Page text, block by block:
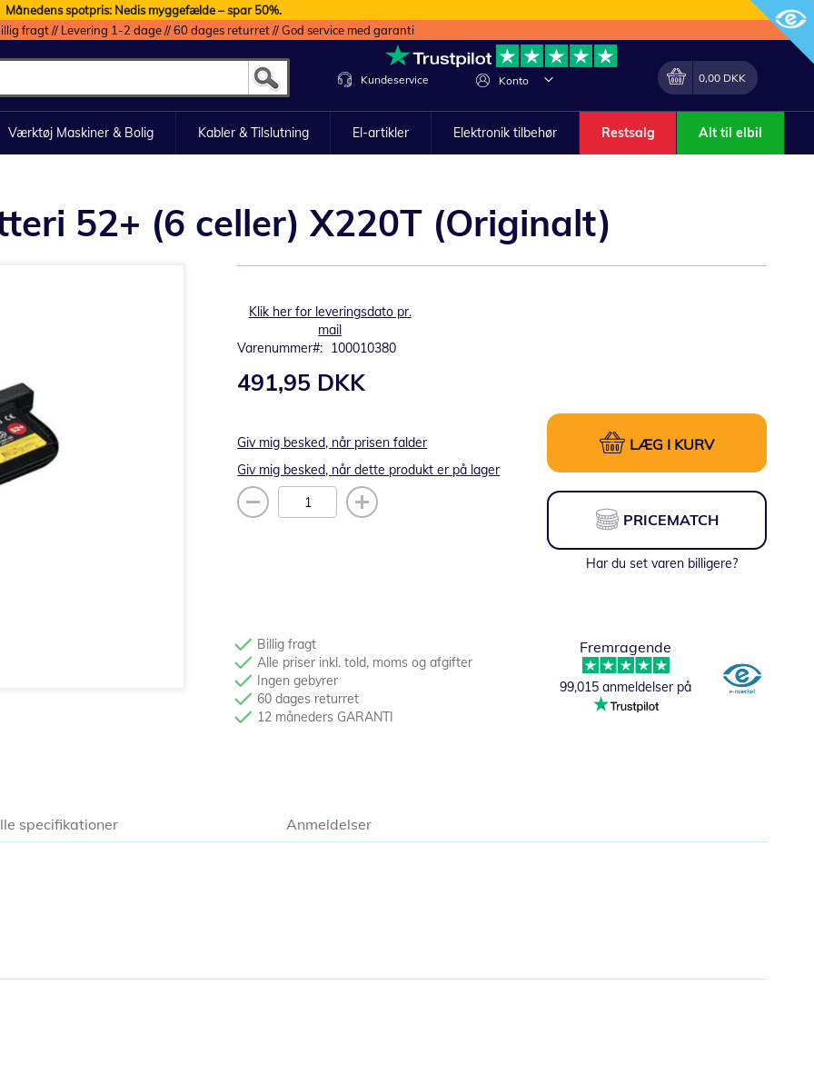
Månedens spotpris: Nedis myggefælde – spar 50%.
fragt // Levering 1-2 dage // 60 dages returret // God service med garanti
Konto
Lave
Min indkøbskurv
0,00 DKK
Kundeservice
Værktøj Maskiner & Bolig Kabler & Tilslutning El-artikler Elektronik tilbehør Restsalg Alt til elbil
52+ (6 celler) X220T (Originalt)
Klik her for leveringsdato pr.
mail
Varenummer
100010380
491,95 DKK
Giv mig besked, når prisen falder
Giv mig besked, når dette produkt er på lager
LÆG I KURV
PRICEMATCH
Har du set varen billigere?
Billig fragt
Alle priser inkl. told, moms og afgifter
Ingen gebyrer
60 dages returret
12 måneders GARANTI
Fremragende
99,015 anmeldelser på
specifikationer Anmeldelser